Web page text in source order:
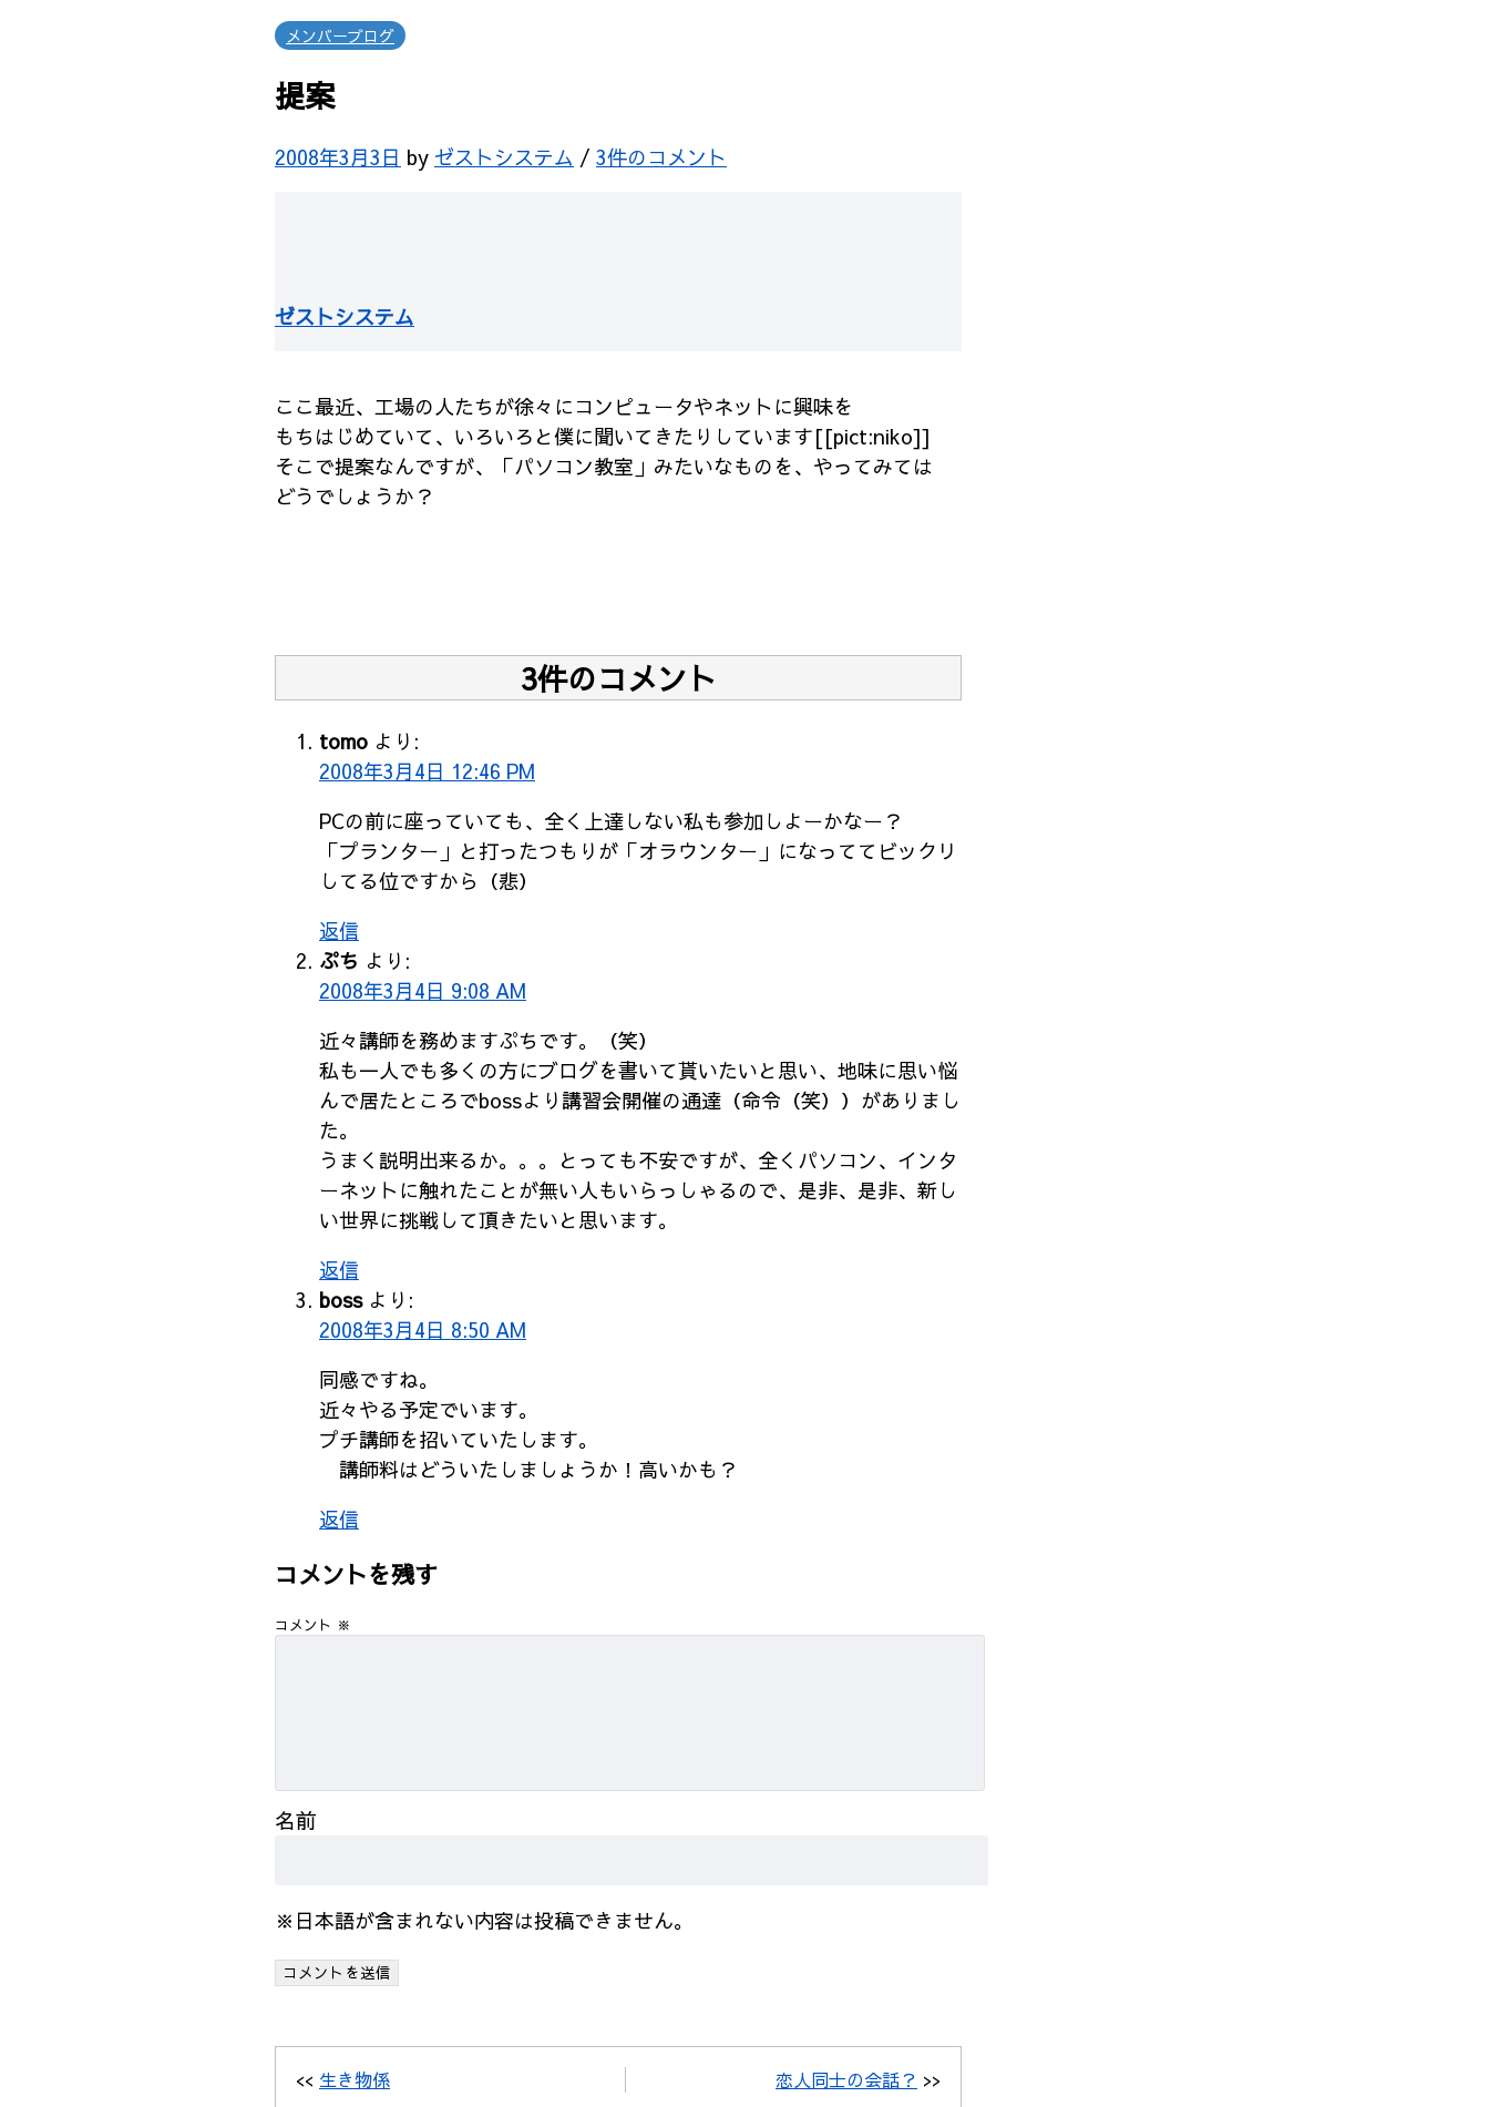
メンバーブログ
提案
2008年3月3日 by ゼストシステム / 3件のコメント
ゼストシステム
ここ最近、工場の人たちが徐々にコンピュータやネットに興味を
もちはじめていて、いろいろと僕に聞いてきたりしています[[pict:niko]]
そこで提案なんですが、「パソコン教室」みたいなものを、やってみては
どうでしょうか？
3件のコメント
tomo より:
2008年3月4日 12:46 PM
PCの前に座っていても、全く上達しない私も参加しよーかなー？
「プランター」と打ったつもりが「オラウンター」になっててビックリ
してる位ですから（悲）
返信
ぷち より:
2008年3月4日 9:08 AM
近々講師を務めますぷちです。（笑）
私も一人でも多くの方にブログを書いて貰いたいと思い、地味に思い悩
んで居たところでbossより講習会開催の通達（命令（笑））がありまし
た。
うまく説明出来るか。。。とっても不安ですが、全くパソコン、インタ
ーネットに触れたことが無い人もいらっしゃるので、是非、是非、新し
い世界に挑戦して頂きたいと思います。
返信
boss より:
2008年3月4日 8:50 AM
同感ですね。
近々やる予定でいます。
プチ講師を招いていたします。
講師料はどういたしましょうか！高いかも？
返信
コメントを残す
コメント ※
名前
※日本語が含まれない内容は投稿できません。
<< 生き物係 恋人同士の会話？ >>